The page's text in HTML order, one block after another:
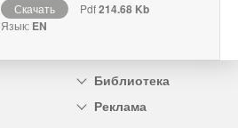
Скачать Pdf214.68 Kb
Язык: EN
Библиотека
Реклама